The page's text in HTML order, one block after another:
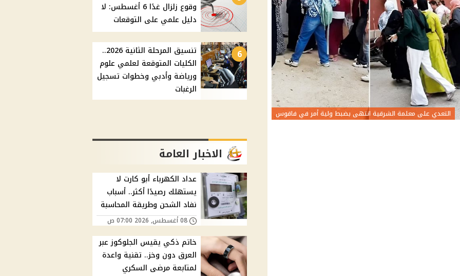
التعدي على معلمة الشرقية انتهى بضبط ولية أمر في فاقوس
وقوع زلزال غدًا 6 أغسطس: لا
دليل علمي على التوقعات
6
تنسيق المرحلة الثانية 2026..
الكليات المتوقعة لعلمي علوم
ورياضة وأدبي وخطوات تسجيل
الرغبات
الاخبار العامة
عداد الكهرباء أبو كارت لا
يستهلك رصيدًا أكثر.. أسباب
نفاد الشحن وطريقة المحاسبة
08 أغسطس, 2026 07:00 ص
خاتم ذكي يقيس الجلوكوز عبر
العرق دون وخز.. تقنية واعدة
لمتابعة مرضى السكري